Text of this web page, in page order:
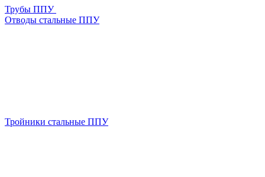
Трубы ППУ
Отводы стальные ППУ
Тройники стальные ППУ